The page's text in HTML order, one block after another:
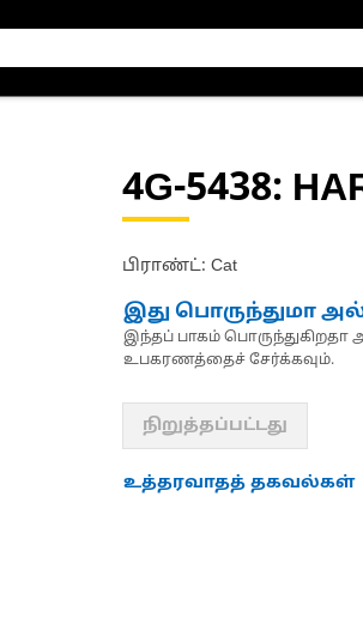
4G-5438:
பிராண்ட்: Cat
இது பொருந்துமா
இந்தப் பாகம் பொருந்துகிறதா
உபகரணத்தைச் சேர்க்கவும்.
நிறுத்தப்பட்டது
உத்தரவாதத் தகவல்கள்